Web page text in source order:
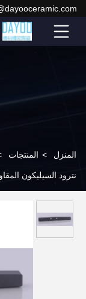
المنزل > المنتجات
نترود السيليكون